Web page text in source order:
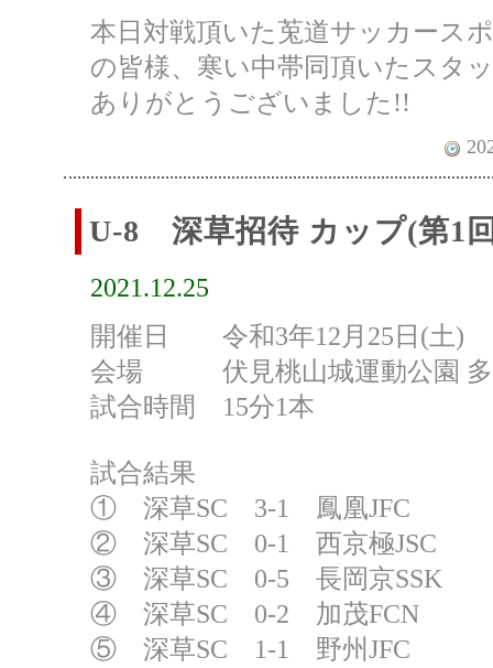
本日対戦頂いた莵道サッカース
の皆様、寒い中帯同頂いたスタ
ありがとうございました!!
U-8 深草招待 カップ(第1
2021.12.25
開催日 令和3年12月25日(土)
会場 伏見桃山城運動公園 多
試合時間 15分1本
試合結果
① 深草SC 3-1 鳳凰JFC
② 深草SC 0-1 西京極JSC
③ 深草SC 0-5 長岡京SSK
④ 深草SC 0-2 加茂FCN
⑤ 深草SC 1-1 野州JFC